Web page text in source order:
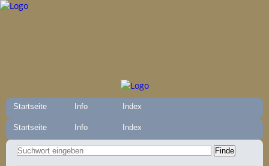
Startseite Info Index
Startseite Info Index